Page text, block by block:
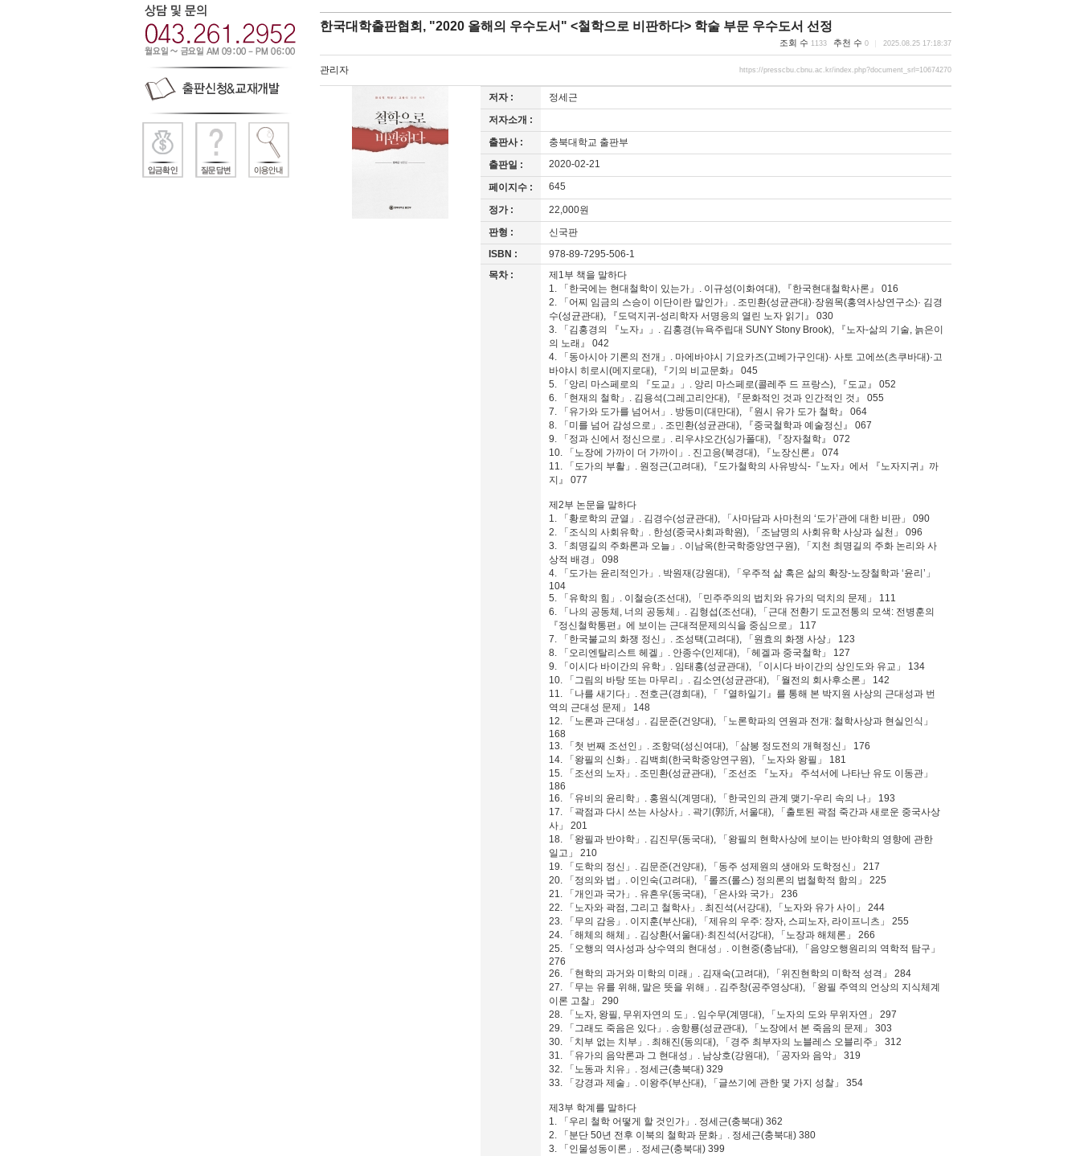
한국대학출판협회, "2020 올해의 우수도서" <철학으로 비판하다> 학술 부문 우수도서 선정
조회 수 1133 추천 수 0 2025.08.25 17:18:37
관리자 https://presscbu.cbnu.ac.kr/index.php?document_srl=10674270
저자 :
정세근
저자소개 :
출판사 :
충북대학교 출판부
출판일 :
2020-02-21
페이지수 : 645
정가 :
22,000원
판형 :
신국판
ISBN :
978-89-7295-506-1
목차 :
제1부 책을 말하다
1. 「한국에는 현대철학이 있는가」. 이규성(이화여대), 『한국현대철학사론』 016
2. 「어찌 임금의 스승이 이단이란 말인가」. 조민환(성균관대)·장원목(홍역사상연구소)· 김경
수(성균관대), 『도덕지귀-성리학자 서명응의 열린 노자 읽기』 030
3. 「김홍경의 『노자』」. 김홍경(뉴욕주립대 SUNY Stony Brook), 『노자-삶의 기술, 늙은이
의 노래』 042
4. 「동아시아 기론의 전개」. 마에바야시 기요카즈(고베가구인대)· 사토 고에쓰(츠쿠바대)·고
바야시 히로시(메지로대), 『기의 비교문화』 045
5. 「앙리 마스페로의 『도교』」. 앙리 마스페로(콜레주 드 프랑스), 『도교』 052
6. 「현재의 철학」. 김용석(그레고리안대), 『문화적인 것과 인간적인 것』 055
7. 「유가와 도가를 넘어서」. 방동미(대만대), 『원시 유가 도가 철학』 064
8. 「미를 넘어 감성으로」. 조민환(성균관대), 『중국철학과 예술정신』 067
9. 「정과 신에서 정신으로」. 리우샤오간(싱가폴대), 『장자철학』 072
10. 「노장에 가까이 더 가까이」. 진고응(북경대), 『노장신론』 074
11. 「도가의 부활」. 원정근(고려대), 『도가철학의 사유방식-『노자』에서 『노자지귀』까
지』 077
제2부 논문을 말하다
1. 「황로학의 균열」. 김경수(성균관대), 「사마담과 사마천의 ‘도가’관에 대한 비판」 090
2. 「조식의 사회유학」. 한성(중국사회과학원), 「조남명의 사회유학 사상과 실천」 096
3. 「최명길의 주화론과 오늘」. 이남옥(한국학중앙연구원), 「지천 최명길의 주화 논리와 사
상적 배경」 098
4. 「도가는 윤리적인가」. 박원재(강원대), 「우주적 삶 혹은 삶의 확장-노장철학과 ‘윤리’」
104
5. 「유학의 힘」. 이철승(조선대), 「민주주의의 법치와 유가의 덕치의 문제」 111
6. 「나의 공동체, 너의 공동체」. 김형섭(조선대), 「근대 전환기 도교전통의 모색: 전병훈의
『정신철학통편』에 보이는 근대적문제의식을 중심으로」 117
7. 「한국불교의 화쟁 정신」. 조성택(고려대), 「원효의 화쟁 사상」 123
8. 「오리엔탈리스트 헤겔」. 안종수(인제대), 「헤겔과 중국철학」 127
9. 「이시다 바이간의 유학」. 임태홍(성균관대), 「이시다 바이간의 상인도와 유교」 134
10. 「그림의 바탕 또는 마무리」. 김소연(성균관대), 「월전의 회사후소론」 142
11. 「나를 새기다」. 전호근(경희대), 「『열하일기』를 통해 본 박지원 사상의 근대성과 번
역의 근대성 문제」 148
12. 「노론과 근대성」. 김문준(건양대), 「노론학파의 연원과 전개: 철학사상과 현실인식」
168
13. 「첫 번째 조선인」. 조항덕(성신여대), 「삼봉 정도전의 개혁정신」 176
14. 「왕필의 신화」. 김백희(한국학중앙연구원), 「노자와 왕필」 181
15. 「조선의 노자」. 조민환(성균관대), 「조선조 『노자』 주석서에 나타난 유도 이동관」
186
16. 「유비의 윤리학」. 홍원식(계명대), 「한국인의 관계 맺기-우리 속의 나」 193
17. 「곽점과 다시 쓰는 사상사」. 곽기(郭沂, 서울대), 「출토된 곽점 죽간과 새로운 중국사상
사」 201
18. 「왕필과 반야학」. 김진무(동국대), 「왕필의 현학사상에 보이는 반야학의 영향에 관한
일고」 210
19. 「도학의 정신」. 김문준(건양대), 「동주 성제원의 생애와 도학정신」 217
20. 「정의와 법」. 이인숙(고려대), 「롤즈(롤스) 정의론의 법철학적 함의」 225
21. 「개인과 국가」. 유흔우(동국대), 「은사와 국가」 236
22. 「노자와 곽점, 그리고 철학사」. 최진석(서강대), 「노자와 유가 사이」 244
23. 「무의 감응」. 이지훈(부산대), 「제유의 우주: 장자, 스피노자, 라이프니츠」 255
24. 「해체의 해체」. 김상환(서울대)·최진석(서강대), 「노장과 해체론」 266
25. 「오행의 역사성과 상수역의 현대성」. 이현중(충남대), 「음양오행원리의 역학적 탐구」
276
26. 「현학의 과거와 미학의 미래」. 김재숙(고려대), 「위진현학의 미학적 성격」 284
27. 「무는 유를 위해, 말은 뜻을 위해」. 김주창(공주영상대), 「왕필 주역의 언상의 지식체계
이론 고찰」 290
28. 「노자, 왕필, 무위자연의 도」. 임수무(계명대), 「노자의 도와 무위자연」 297
29. 「그래도 죽음은 있다」. 송항룡(성균관대), 「노장에서 본 죽음의 문제」 303
30. 「치부 없는 치부」. 최해진(동의대), 「경주 최부자의 노블레스 오블리주」 312
31. 「유가의 음악론과 그 현대성」. 남상호(강원대), 「공자와 음악」 319
32. 「노동과 치유」. 정세근(충북대) 329
33. 「강경과 제술」. 이왕주(부산대), 「글쓰기에 관한 몇 가지 성찰」 354
제3부 학계를 말하다
1. 「우리 철학 어떻게 할 것인가」. 정세근(충북대) 362
2. 「분단 50년 전후 이북의 철학과 문화」. 정세근(충북대) 380
3. 「인물성동이론」. 정세근(충북대) 399